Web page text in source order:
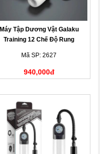
Máy Tập Dương Vật Galaku
Training 12 Chế Độ Rung
Mã SP: 2627
940,000đ